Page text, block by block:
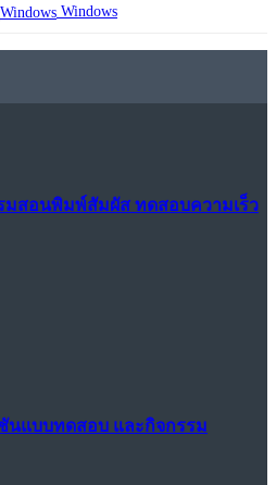
Windows
มสอนพิมพ์สัมผัส ทดสอบความเร็ว
ชันแบบทดสอบ และกิจกรรม